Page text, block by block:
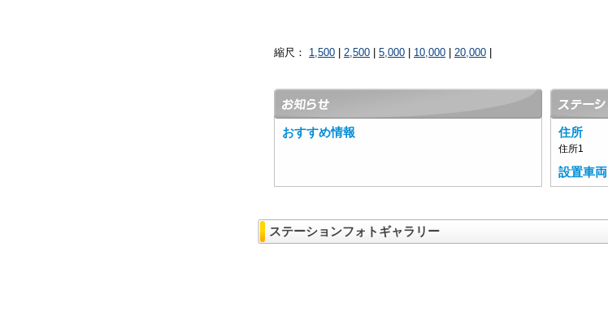
縮尺： 1,500 2,500 5,000 10,000 20,000
おすすめ情報 住所
住所1
設置車両
ステーションフォトギャラリー